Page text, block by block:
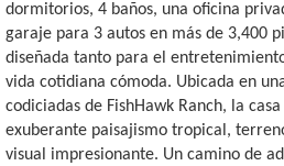
dormitorios, 4 baños, una oficina
garaje para 3 autos en más de 3,400
diseñada tanto para el
vida cotidiana cómoda. Ubicada en
codiciadas de FishHawk Ranch, la
exuberante paisajismo tropical,
visual impresionante. Un camino de